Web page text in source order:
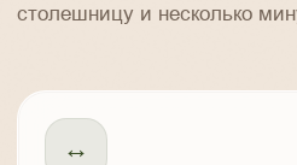
столешницу и несколько
↔